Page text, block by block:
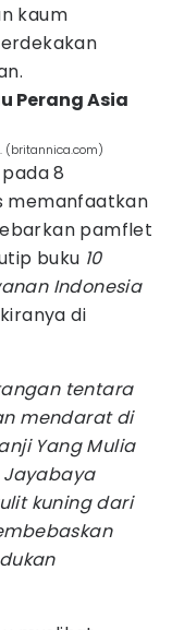
kaum
Perang Asia
(britannica.com)
8
memanfaatkan
pamflet
buku 10
Indonesia
di
tentara
mendarat di
Yang Mulia
Jayabaya
kuning dari